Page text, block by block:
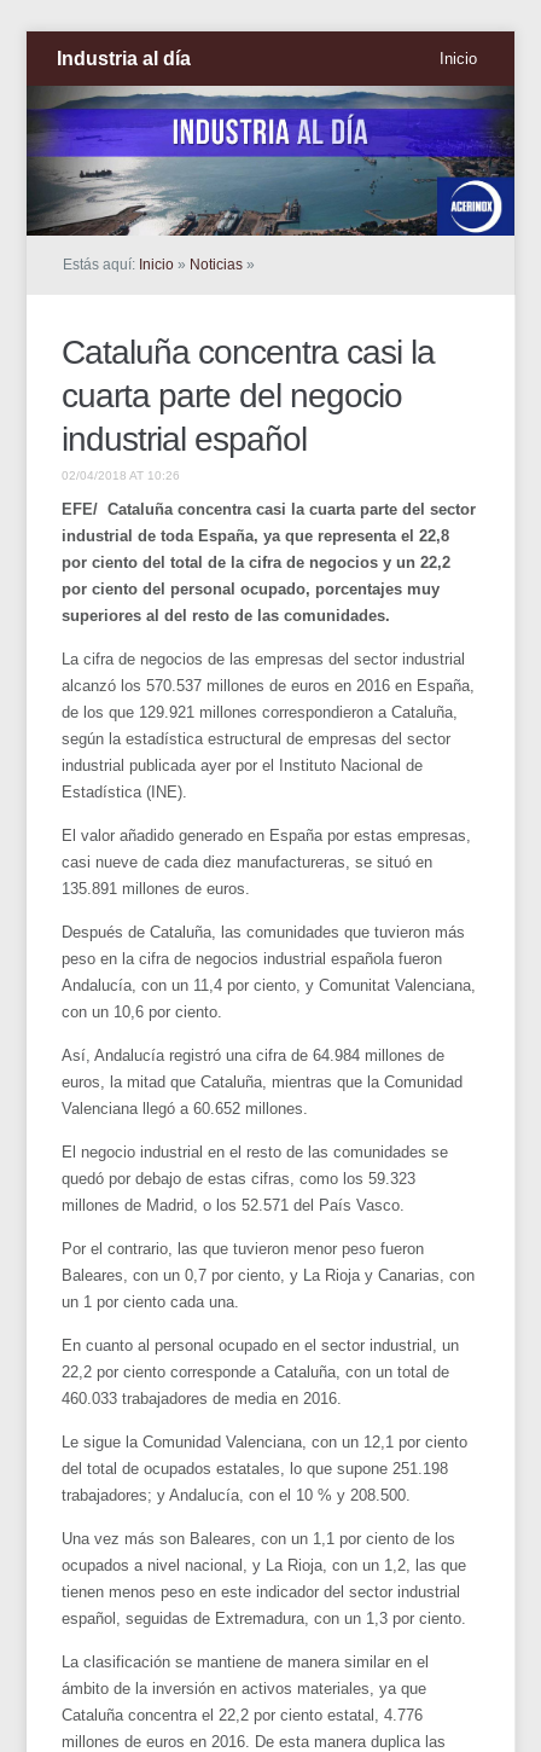
Industria al día Inicio
Estás aquí: Inicio » Noticias »
Cataluña concentra casi la
cuarta parte del negocio
industrial español
02/04/2018 AT 10:26
EFE/ Cataluña concentra casi la cuarta parte del sector
industrial de toda España, ya que representa el 22,8
por ciento del total de la cifra de negocios y un 22,2
por ciento del personal ocupado, porcentajes muy
superiores al del resto de las comunidades.
La cifra de negocios de las empresas del sector industrial
alcanzó los 570.537 millones de euros en 2016 en España,
de los que 129.921 millones correspondieron a Cataluña,
según la estadística estructural de empresas del sector
industrial publicada ayer por el Instituto Nacional de
Estadística (INE).
El valor añadido generado en España por estas empresas,
casi nueve de cada diez manufactureras, se situó en
135.891 millones de euros.
Después de Cataluña, las comunidades que tuvieron más
peso en la cifra de negocios industrial española fueron
Andalucía, con un 11,4 por ciento, y Comunitat Valenciana,
con un 10,6 por ciento.
Así, Andalucía registró una cifra de 64.984 millones de
euros, la mitad que Cataluña, mientras que la Comunidad
Valenciana llegó a 60.652 millones.
El negocio industrial en el resto de las comunidades se
quedó por debajo de estas cifras, como los 59.323
millones de Madrid, o los 52.571 del País Vasco.
Por el contrario, las que tuvieron menor peso fueron
Baleares, con un 0,7 por ciento, y La Rioja y Canarias, con
un 1 por ciento cada una.
En cuanto al personal ocupado en el sector industrial, un
22,2 por ciento corresponde a Cataluña, con un total de
460.033 trabajadores de media en 2016.
Le sigue la Comunidad Valenciana, con un 12,1 por ciento
del total de ocupados estatales, lo que supone 251.198
trabajadores; y Andalucía, con el 10 % y 208.500.
Una vez más son Baleares, con un 1,1 por ciento de los
ocupados a nivel nacional, y La Rioja, con un 1,2, las que
tienen menos peso en este indicador del sector industrial
español, seguidas de Extremadura, con un 1,3 por ciento.
La clasificación se mantiene de manera similar en el
ámbito de la inversión en activos materiales, ya que
Cataluña concentra el 22,2 por ciento estatal, 4.776
millones de euros en 2016. De esta manera duplica las